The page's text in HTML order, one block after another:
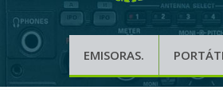
EMISORAS.